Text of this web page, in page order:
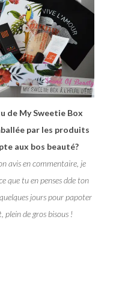
de My Sweetie Box
par les produits
aux bos beauté?
avis en commentaire, je
que tu en penses dde ton
jours pour papoter
plein de gros bisous !